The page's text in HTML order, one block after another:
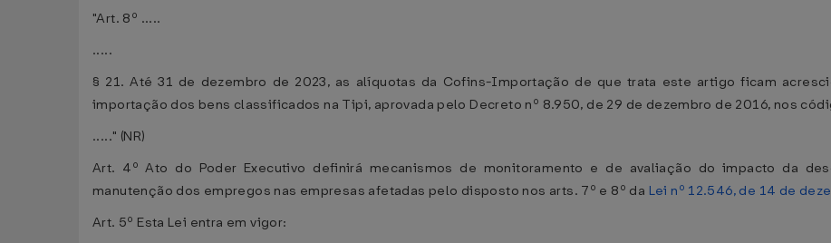
"Art. 8º .....
.....
§ 21. Até 31 de dezembro de 2023, as alíquotas da Cofins-Importação de que trata este artigo ficam
importação dos bens classificados na Tipi, aprovada pelo Decreto nº 8.950, de 29 de dezembro de 2016, nos
....." (NR)
Art. 4º Ato do Poder Executivo definirá mecanismos de monitoramento e de avaliação do impacto da
manutenção dos empregos nas empresas afetadas pelo disposto nos arts. 7º e 8º da Lei nº 12.546, de 14 de
Art. 5º Esta Lei entra em vigor: